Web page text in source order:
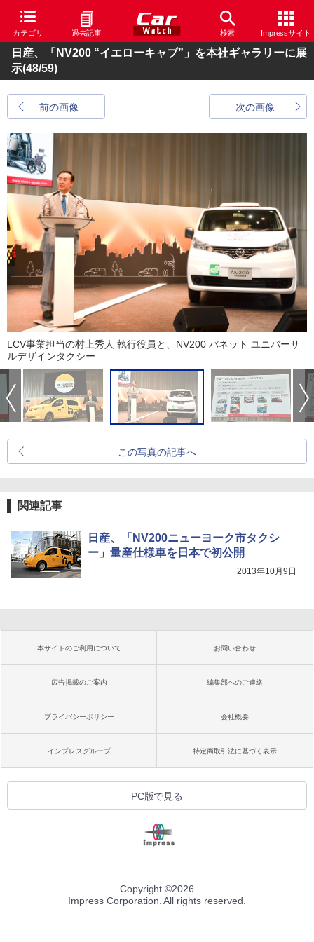
カテゴリ 過去記事 検索 Impressサイト
日産、「NV200 “イエローキャブ”」を本社ギャラリーに展
示(48/59)
前の画像 次の画像
LCV事業担当の村上秀人 執行役員と、NV200 バネット ユニバーサ
ルデザインタクシー
この写真の記事へ
関連記事
日産、「NV200ニューヨーク市タクシ
ー」量産仕様車を日本で初公開
2013年10月9日
本サイトのご利用について お問い合わせ
広告掲載のご案内 編集部へのご連絡
プライバシーポリシー 会社概要
インプレスグループ 特定商取引法に基づく表示
PC版で見る
Copyright ©2026
Impress Corporation. All rights reserved.